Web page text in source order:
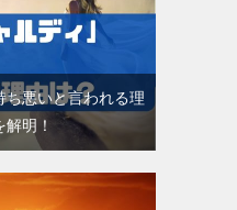
ち悪いと言われる理
明！